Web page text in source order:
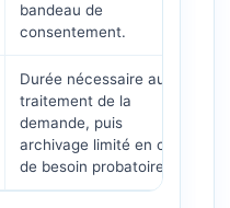
bandeau de
consentement.
Durée nécessaire au
traitement de la
demande, puis
archivage limité en cas
de besoin probatoire.